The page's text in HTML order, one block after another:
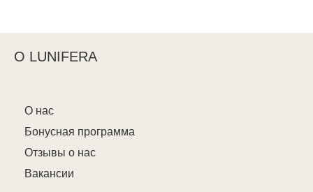
О LUNIFERA
О нас
Бонусная программа
Отзывы о нас
Вакансии